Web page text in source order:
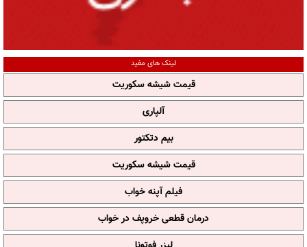
لینک های مفید
قیمت شیشه سکوریت
آلپاری
بیم دتکتور
قیمت شیشه سکوریت
فیلم آپنه خواب
درمان قطعی خروپف در خواب